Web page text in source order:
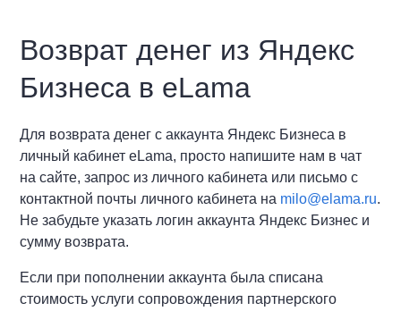
Возврат денег из Яндекс
Бизнеса в eLama
Для возврата денег с аккаунта Яндекс Бизнеса в
личный кабинет eLama, просто напишите нам в чат
на сайте, запрос из личного кабинета или письмо с
контактной почты личного кабинета на milo@elama.ru.
Не забудьте указать логин аккаунта Яндекс Бизнес и
сумму возврата.
Если при пополнении аккаунта была списана
стоимость услуги сопровождения партнерского